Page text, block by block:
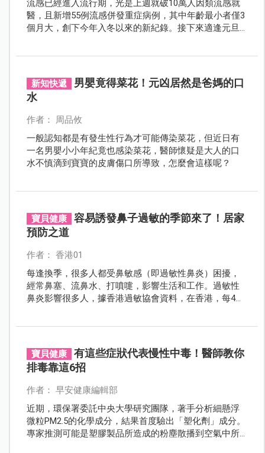
流感已經進入流行期，光是上週就破10萬人因類流感就
醫，且新增55例流感併發重症病例，其中年齡最小者僅3
個月大，創下今年入冬以來的新紀錄。接下來適逢元旦
新知快遞
男嬰竟得菜花！元凶居然是爸媽的口
水
作者： 周品攸
一般認知都是有發生性行為才可能傳染菜花，但近日有
一名男嬰小小年紀竟也感染菜花，醫師懷疑是大人的口
水不慎滴到寶寶的皮膚傷口所導致，怎麼會這樣呢？
寶貝健康
容易誘發鼻子過敏的季節來了！居家
預防之道
作者： 香港01
每逢換季，很多人都受鼻敏感（即過敏性鼻炎）困擾，
經常鼻塞、流鼻水、打噴嚏，影響生活和工作。過敏性
鼻炎影響很多人，據香港過敏協會資料，在香港，每4個
寶貝健康
有這些症狀代表慢性中毒！醫師教你
排毒靠這6招
作者： 早安健康編輯部
近期，環保署委託中央大學研究團隊，著手分析細懸浮
微粒PM2.5的化學成分，結果首度驗出「塑化劑」成分。
專家推測可能是塑膠製品所造成的粉塵散播到空氣中所